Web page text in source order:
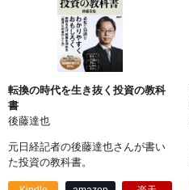
転換の時代を生き抜く投資の教科
書
後藤達也
元日経記者の後藤達也さんが書い
た投資の教科書。